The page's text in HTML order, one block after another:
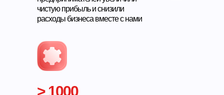
чистую прибыль и снизили
расходы бизнеса вместе с нами
> 1000